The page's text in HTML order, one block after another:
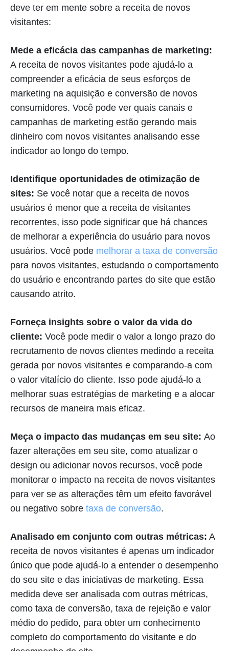
deve ter em mente sobre a receita de novos
visitantes:
Mede a eficácia das campanhas de marketing:
A receita de novos visitantes pode ajudá-lo a
compreender a eficácia de seus esforços de
marketing na aquisição e conversão de novos
consumidores. Você pode ver quais canais e
campanhas de marketing estão gerando mais
dinheiro com novos visitantes analisando esse
indicador ao longo do tempo.
Identifique oportunidades de otimização de
sites: Se você notar que a receita de novos
usuários é menor que a receita de visitantes
recorrentes, isso pode significar que há chances
de melhorar a experiência do usuário para novos
usuários. Você pode melhorar a taxa de conversão
para novos visitantes, estudando o comportamento
do usuário e encontrando partes do site que estão
causando atrito.
Forneça insights sobre o valor da vida do
cliente: Você pode medir o valor a longo prazo do
recrutamento de novos clientes medindo a receita
gerada por novos visitantes e comparando-a com
o valor vitalício do cliente. Isso pode ajudá-lo a
melhorar suas estratégias de marketing e a alocar
recursos de maneira mais eficaz.
Meça o impacto das mudanças em seu site: Ao
fazer alterações em seu site, como atualizar o
design ou adicionar novos recursos, você pode
monitorar o impacto na receita de novos visitantes
para ver se as alterações têm um efeito favorável
ou negativo sobre taxa de conversão.
Analisado em conjunto com outras métricas: A
receita de novos visitantes é apenas um indicador
único que pode ajudá-lo a entender o desempenho
do seu site e das iniciativas de marketing. Essa
medida deve ser analisada com outras métricas,
como taxa de conversão, taxa de rejeição e valor
médio do pedido, para obter um conhecimento
completo do comportamento do visitante e do